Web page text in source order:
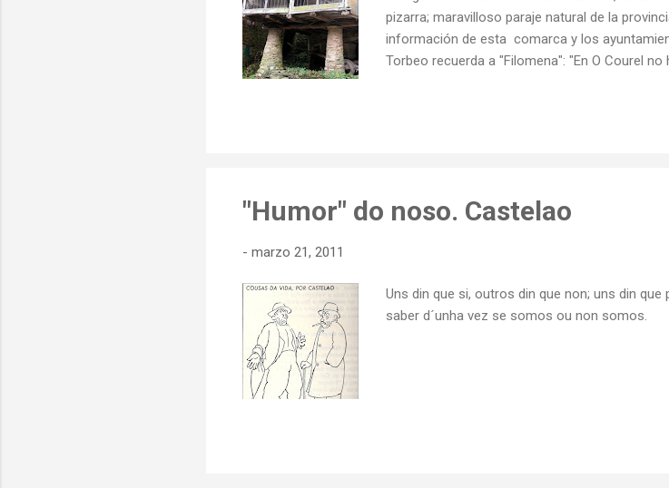
pizarra; maravilloso paraje natural de la
información de esta comarca y los
Torbeo recuerda a "Filomena": "En O Courel
"Humor" do noso. Castelao
- marzo 21, 2011
Uns din que si, outros din que non; uns din
saber d´unha vez se somos ou non somos.